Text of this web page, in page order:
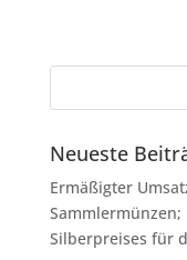
Neueste
Ermäßigter
Silberpreises für